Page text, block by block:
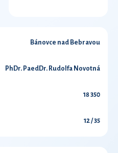
Bánovce nad Bebravou
PhDr. PaedDr. Rudolfa Novotná
18 350
12 / 35